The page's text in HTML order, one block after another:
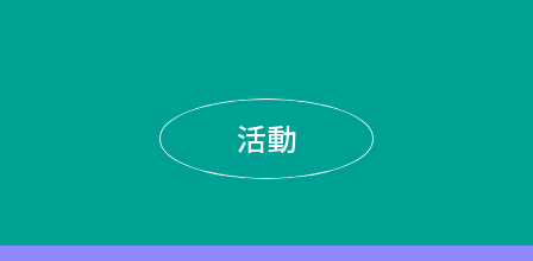
活動